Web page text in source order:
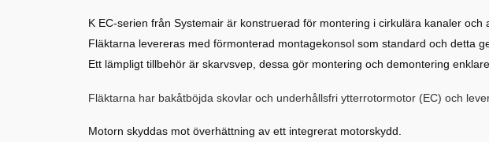
K EC-serien från Systemair är konstruerad för montering i cirkulära kanaler
Fläktarna levereras med förmonterad montagekonsol som standard och detta
Ett lämpligt tillbehör är skarvsvep, dessa gör montering och demontering
Fläktarna har bakåtböjda skovlar och underhållsfri ytterrotormotor (EC) och
Motorn skyddas mot överhättning av ett integrerat motorskydd.